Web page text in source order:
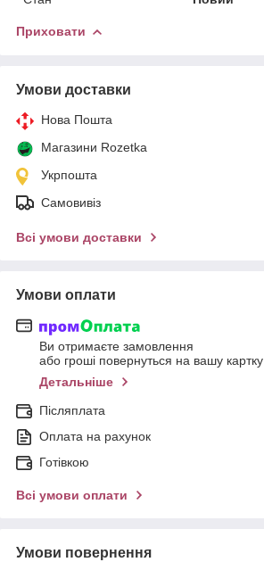
Приховати
Умови доставки
Нова Пошта
Магазини Rozetka
Укрпошта
Самовивіз
Всі умови доставки
Умови оплати
Ви отримаєте замовлення
або гроші повернуться на вашу картку
Детальніше
Післяплата
Оплата на рахунок
Готівкою
Всі умови оплати
Умови повернення